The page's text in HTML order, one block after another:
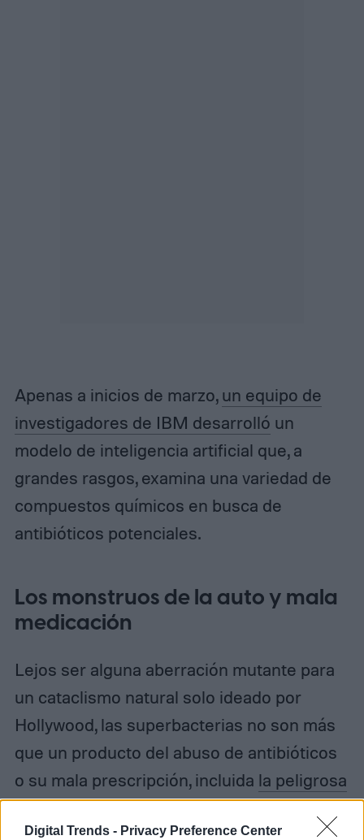
Digital Trends - Privacy Preference Center
Apenas a inicios de marzo,un equipo de
investigadores de IBM desarrolló un
modelo de inteligencia artificial que, a
grandes rasgos, examina una variedad de
compuestos químicos en busca de
antibióticos potenciales.
Los monstruos de la auto y mala
medicación
Lejos ser alguna aberración mutante para
un cataclismo natural solo ideado por
Hollywood, las superbacterias no son más
que un producto del abuso de antibióticos
o su mala prescripción, incluida la peligrosa
automedicación.